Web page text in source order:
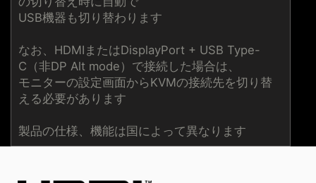
USB機器も切り替わります
なお、HDMIまたはDisplayPort + USB Type-
C（非DP Alt mode）で接続した場合は、
モニターの設定画面からKVMの接続先を切り替
える必要があります
製品の仕様、機能は国によって異なります